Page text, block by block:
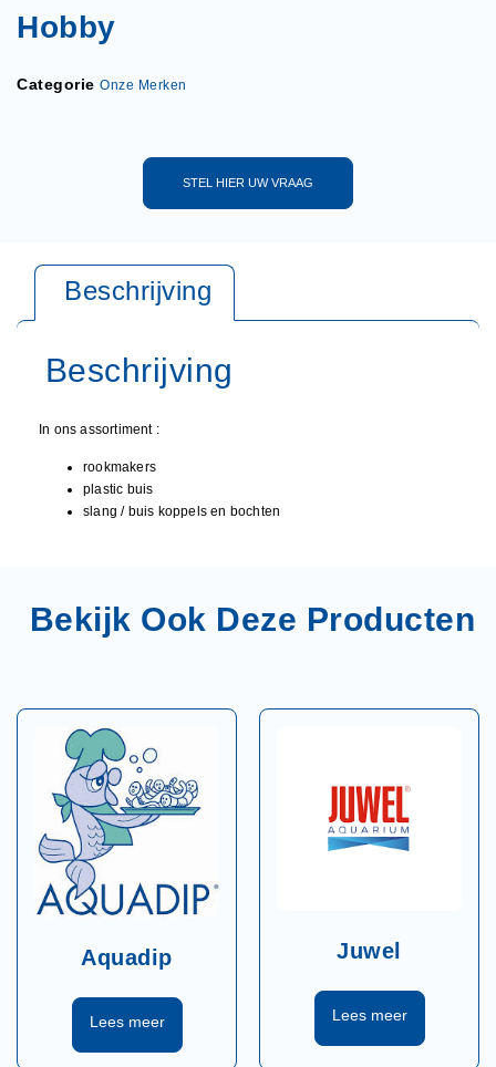
Hobby
Categorie Onze Merken
STEL HIER UW VRAAG
In ons assortiment :
rookmakers
plastic buis
slang / buis koppels en bochten
Aquadip Juwel